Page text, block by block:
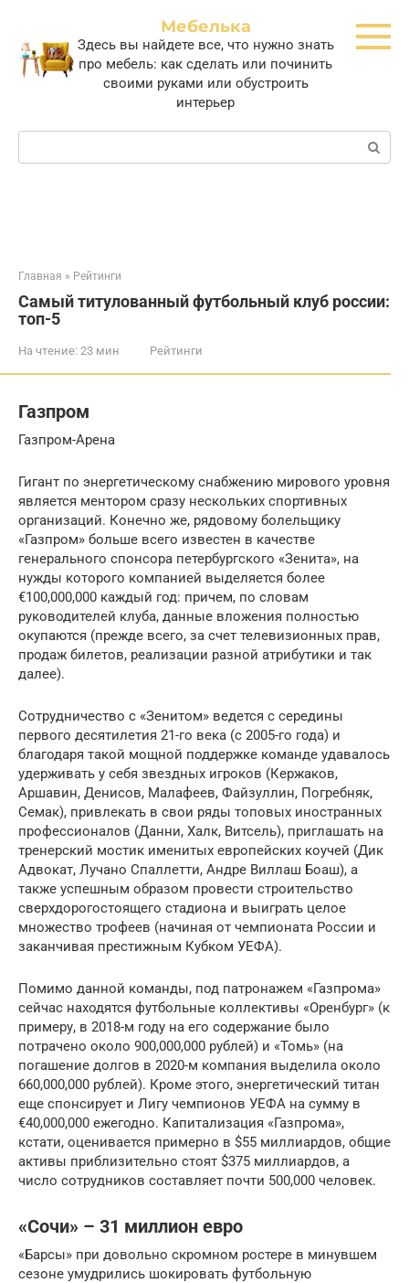
контенту
Мебелька
Здесь вы найдете все, что нужно знать
про мебель: как сделать или починить
своими руками или обустроить
интерьер
Поиск:
Главная » Рейтинги
Самый титулованный футбольный клуб россии:
топ-5
На чтение: 23 мин Рейтинги
Газпром
Газпром-Арена
Гигант по энергетическому снабжению мирового уровня
является ментором сразу нескольких спортивных
организаций. Конечно же, рядовому болельщику
«Газпром» больше всего известен в качестве
генерального спонсора петербургского «Зенита», на
нужды которого компанией выделяется более
€100,000,000 каждый год: причем, по словам
руководителей клуба, данные вложения полностью
окупаются (прежде всего, за счет телевизионных прав,
продаж билетов, реализации разной атрибутики и так
далее).
Сотрудничество с «Зенитом» ведется с середины
первого десятилетия 21-го века (с 2005-го года) и
благодаря такой мощной поддержке команде удавалось
удерживать у себя звездных игроков (Кержаков,
Аршавин, Денисов, Малафеев, Файзуллин, Погребняк,
Семак), привлекать в свои ряды топовых иностранных
профессионалов (Данни, Халк, Витсель), приглашать на
тренерский мостик именитых европейских коучей (Дик
Адвокат, Лучано Спаллетти, Андре Виллаш Боаш), а
также успешным образом провести строительство
сверхдорогостоящего стадиона и выиграть целое
множество трофеев (начиная от чемпионата России и
заканчивая престижным Кубком УЕФА).
Помимо данной команды, под патронажем «Газпрома»
сейчас находятся футбольные коллективы «Оренбург» (к
примеру, в 2018-м году на его содержание было
потрачено около 900,000,000 рублей) и «Томь» (на
погашение долгов в 2020-м компания выделила около
660,000,000 рублей). Кроме этого, энергетический титан
еще спонсирует и Лигу чемпионов УЕФА на сумму в
€40,000,000 ежегодно. Капитализация «Газпрома»,
кстати, оценивается примерно в $55 миллиардов, общие
активы приблизительно стоят $375 миллиардов, а
число сотрудников составляет почти 500,000 человек.
«Сочи» – 31 миллион евро
«Барсы» при довольно скромном ростере в минувшем
сезоне умудрились шокировать футбольную